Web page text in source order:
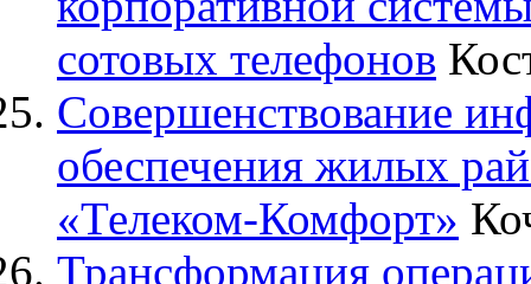
сотовых телефонов
Совершенствование
обеспечения жилых
«Телеком-Комфорт»
Трансформация